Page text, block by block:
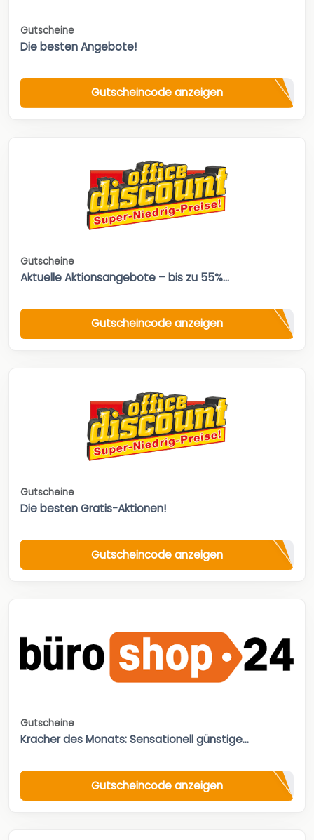
Gutscheine
Die besten Angebote!
Gutscheincode anzeigen
Gutscheine
Aktuelle Aktionsangebote – bis zu 55%...
Gutscheincode anzeigen
Gutscheine
Die besten Gratis-Aktionen!
Gutscheincode anzeigen
Gutscheine
Kracher des Monats: Sensationell günstige...
Gutscheincode anzeigen